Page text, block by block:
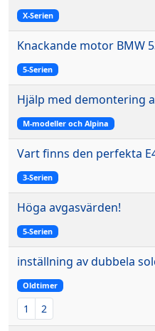
X-Serien
Knackande motor BMW
5-Serien
Hjälp med demontering
M-modeller och Alpina
Vart finns den perfekta
3-Serien
Höga avgasvärden!
5-Serien
inställning av dubbela
Oldtimer
1 2